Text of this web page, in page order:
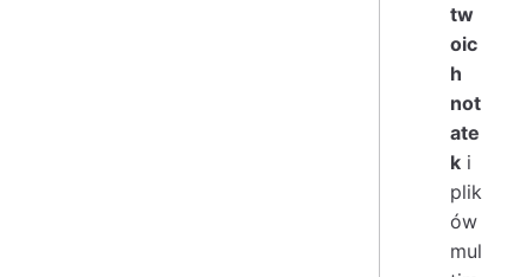
tw
oic
h
not
ate
k i
plik
ów
mul